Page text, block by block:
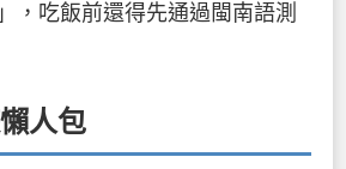
」，吃飯前還得先通過閩南語測
人包